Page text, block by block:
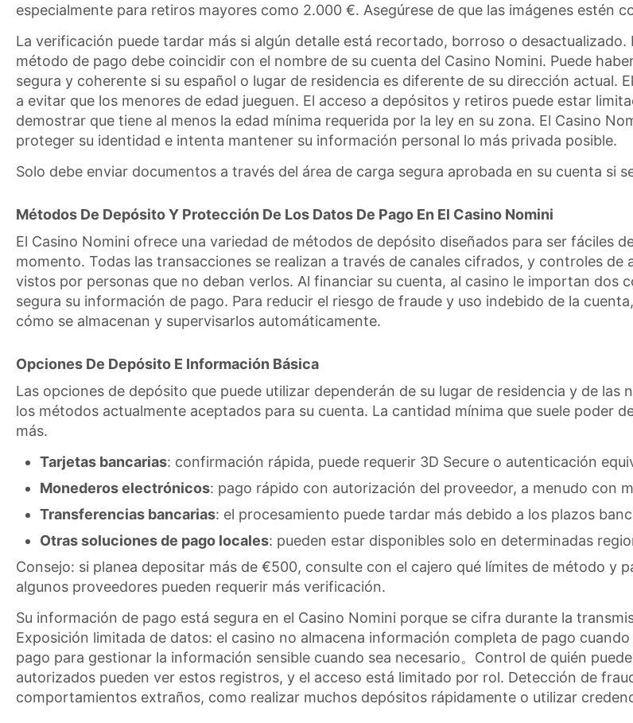
especialmente para retiros mayores como 2.000 €. Asegúrese de que las imágenes estén
La verificación puede tardar más si algún detalle está recortado, borroso o
método de pago debe coincidir con el nombre de su cuenta del Casino Nomini. Puede
segura y coherente si su español o lugar de residencia es diferente de su dirección actual.
a evitar que los menores de edad jueguen. El acceso a depósitos y retiros puede estar
demostrar que tiene al menos la edad mínima requerida por la ley en su zona. El Casino
proteger su identidad e intenta mantener su información personal lo más privada posible.
Solo debe enviar documentos a través del área de carga segura aprobada en su cuenta si
Métodos De Depósito Y Protección De Los Datos De Pago En El Casino Nomini
El Casino Nomini ofrece una variedad de métodos de depósito diseñados para ser fáciles
momento. Todas las transacciones se realizan a través de canales cifrados, y controles
vistos por personas que no deban verlos. Al financiar su cuenta, al casino le importan dos
segura su información de pago. Para reducir el riesgo de fraude y uso indebido de la
cómo se almacenan y supervisarlos automáticamente.
Opciones De Depósito E Información Básica
Las opciones de depósito que puede utilizar dependerán de su lugar de residencia y de
los métodos actualmente aceptados para su cuenta. La cantidad mínima que suele poder
más.
Tarjetas bancarias: confirmación rápida, puede requerir 3D Secure o autenticación
Monederos electrónicos: pago rápido con autorización del proveedor, a menudo con
Transferencias bancarias: el procesamiento puede tardar más debido a los plazos
Otras soluciones de pago locales: pueden estar disponibles solo en determinadas
Consejo: si planea depositar más de €500, consulte con el cajero qué límites de método y
algunos proveedores pueden requerir más verificación.
Su información de pago está segura en el Casino Nomini porque se cifra durante la
Exposición limitada de datos: el casino no almacena información completa de pago
pago para gestionar la información sensible cuando sea necesario。Control de quién
autorizados pueden ver estos registros, y el acceso está limitado por rol. Detección de
comportamientos extraños, como realizar muchos depósitos rápidamente o utilizar